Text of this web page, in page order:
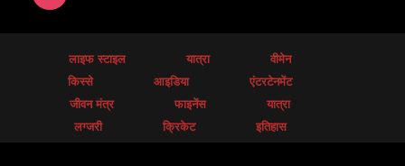
लाइफ स्टाइल यात्रा
वीमेन
किस्से
आइडिया
एंटरटेनमेंट
जीवन मंत्र
फाइनेंस
यात्रा
लग्जरी
क्रिकेट इतिहास